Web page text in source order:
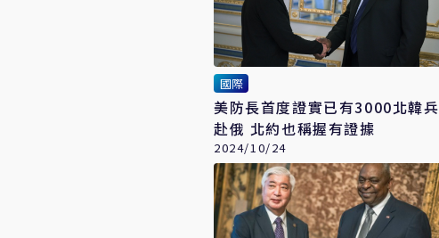
國際
美防長首度證實已有3000北韓兵
赴俄 北約也稱握有證據
2024/10/24